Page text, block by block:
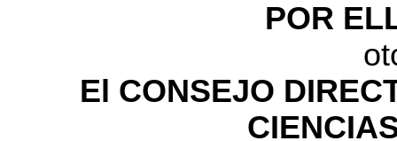
POR
El CONSEJO